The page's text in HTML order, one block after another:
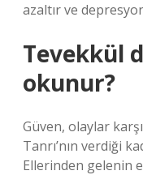
azaltır ve
Tevekkül
okunur?
Güven, olaylar
Tanrı’nın verdiği
Ellerinden gelenin